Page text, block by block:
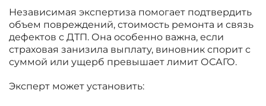
Независимая экспертиза помогает подтвердить
объем повреждений, стоимость ремонта и связь
дефектов с ДТП. Она особенно важна, если
страховая занизила выплату, виновник спорит с
суммой или ущерб превышает лимит ОСАГО.
Эксперт может установить: